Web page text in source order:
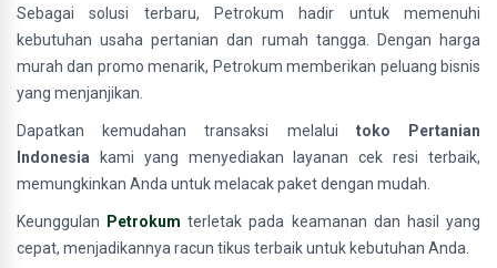
Sebagai solusi terbaru, Petrokum hadir untuk memenuhi
kebutuhan usaha pertanian dan rumah tangga. Dengan harga
murah dan promo menarik, Petrokum memberikan peluang bisnis
yang menjanjikan.
Dapatkan kemudahan transaksi melalui toko Pertanian
Indonesia kami yang menyediakan layanan cek resi terbaik,
memungkinkan Anda untuk melacak paket dengan mudah.
Keunggulan Petrokum terletak pada keamanan dan hasil yang
cepat, menjadikannya racun tikus terbaik untuk kebutuhan Anda.